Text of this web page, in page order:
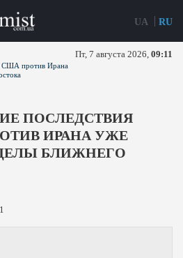
UA RU
США против Ирана
Пт, 7 августа 2026, 09:11
ПОСЛЕДСТВИЯ
ИРАНА УЖЕ
БЛИЖНЕГО